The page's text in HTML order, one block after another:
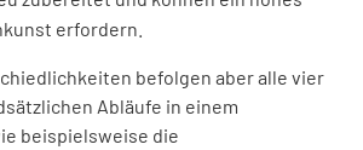
erfordern.
befolgen aber alle vier
Abläufe in einem
beispielsweise die